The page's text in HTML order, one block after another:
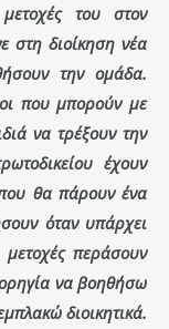
του στον
στη διοίκηση νέα
την ομάδα.
που μπορούν με
να τρέξουν την
έχουν
θα πάρουν ένα
όταν υπάρχει
περάσουν
να βοηθήσω
διοικητικά.